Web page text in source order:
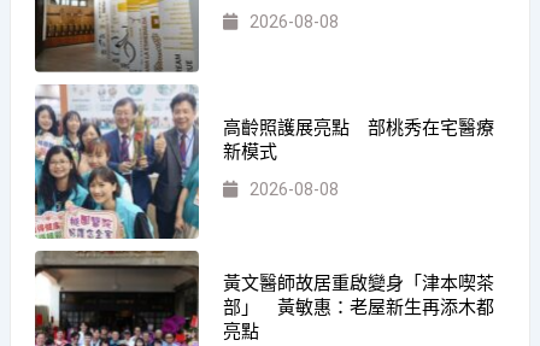
2026-08-08
高齡照護展亮點 部桃秀在宅醫療
新模式
2026-08-08
黃文醫師故居重啟變身「津本喫茶
部」 黃敏惠：老屋新生再添木都
亮點